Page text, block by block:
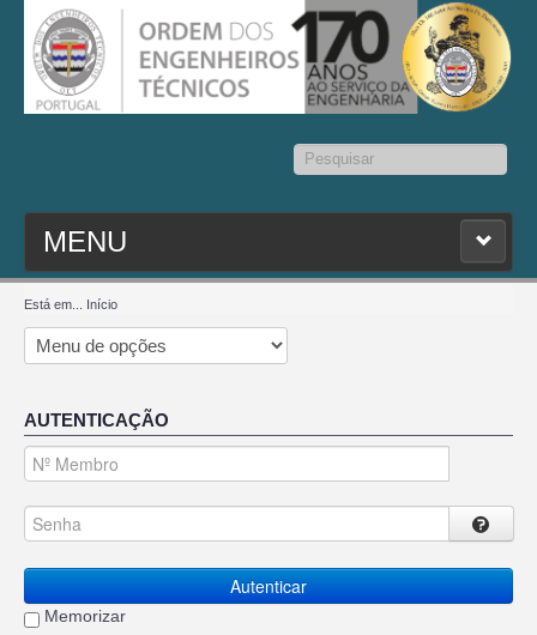
Pesquisar...
MENU
PESQ. MEMBROS
ESTATUTO
CONTACTOS
SEDAP
Está em... Início
AUTENTICAÇÃO
Autenticar
Memorizar